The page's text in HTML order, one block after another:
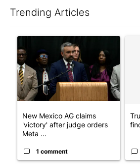
Trending Articles
A trending article titled "New
New Mexico AG claims
'victory' after judge orders
Meta ...
1 comment